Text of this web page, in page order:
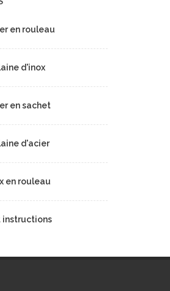
en rouleau
d'inox
en sachet
d'acier
en rouleau
instructions